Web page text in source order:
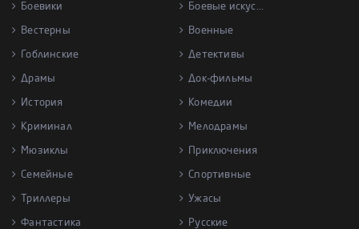
Боевики Боевые искус...
Вестерны Военные
Гоблинские Детективы
Драмы Док-фильмы
История Комедии
Криминал Мелодрамы
Мюзиклы Приключения
Семейные Спортивные
Триллеры Ужасы
Фантастика Русские